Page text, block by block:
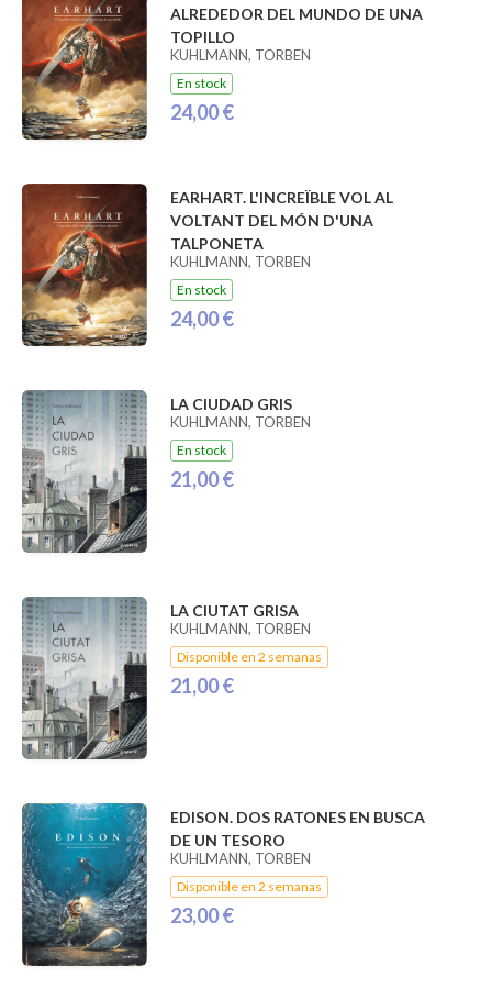
ALREDEDOR DEL MUNDO DE UNA
TOPILLO
KUHLMANN, TORBEN
En stock
24,00 €
EARHART. L'INCREÏBLE VOL AL
VOLTANT DEL MÓN D'UNA
TALPONETA
KUHLMANN, TORBEN
En stock
24,00 €
LA CIUDAD GRIS
KUHLMANN, TORBEN
En stock
21,00 €
LA CIUTAT GRISA
KUHLMANN, TORBEN
Disponible en 2 semanas
21,00 €
EDISON. DOS RATONES EN BUSCA
DE UN TESORO
KUHLMANN, TORBEN
Disponible en 2 semanas
23,00 €